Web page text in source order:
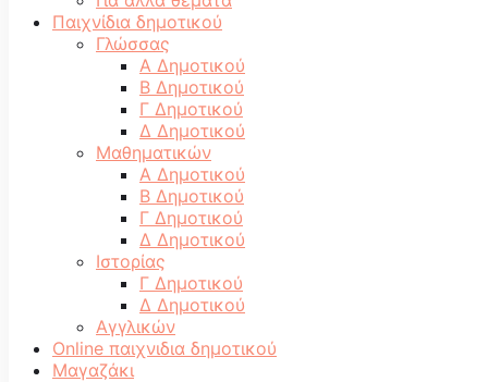
Παιχνίδια δημοτικού
Γλώσσας
Α Δημοτικού
Β Δημοτικού
Γ Δημοτικού
Δ Δημοτικού
Μαθηματικών
Α Δημοτικού
Β Δημοτικού
Γ Δημοτικού
Δ Δημοτικού
Ιστορίας
Γ Δημοτικού
Δ Δημοτικού
Αγγλικών
Online παιχνιδια δημοτικού
Μαγαζάκι